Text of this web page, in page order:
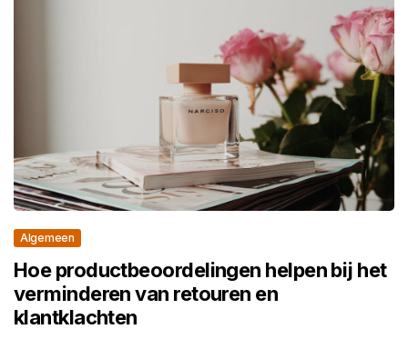
Algemeen
Hoe productbeoordelingen helpen bij het
verminderen van retouren en
klantklachten